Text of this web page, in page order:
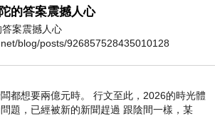
的答案震撼人心
案震撼人心
blog/posts/926857528435010128
都想要兩億元時。 行文至此，2026的時光體
題，已經被新的新聞趕過 跟陰間一樣，某